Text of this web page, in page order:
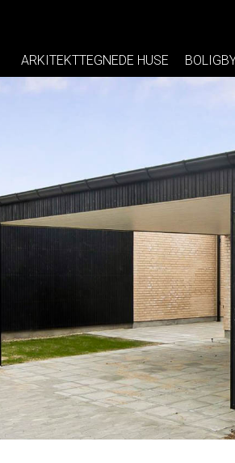
ARKITEKTTEGNEDE HUSE